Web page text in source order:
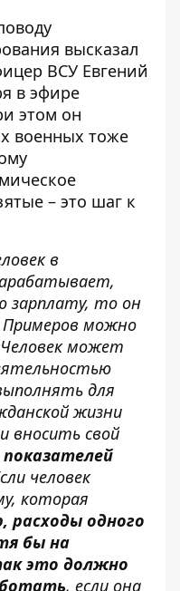
высказал
ВСУ Евгений
в эфире
этом он
военных тоже
– это шаг к
в
зарплату, то он
Примеров можно
может
для
жизни
вносить свой
человек
которая
расходы одного
бы на
это должно
, если она